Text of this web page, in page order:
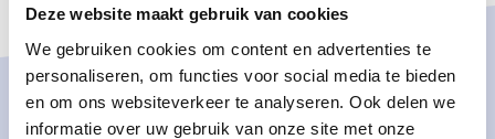
Deze website maakt gebruik van cookies
We gebruiken cookies om content en advertenties te
personaliseren, om functies voor social media te bieden
en om ons websiteverkeer te analyseren. Ook delen we
informatie over uw gebruik van onze site met onze
Oplossingen